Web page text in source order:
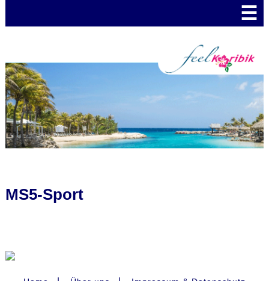
☰
MS5-Sport